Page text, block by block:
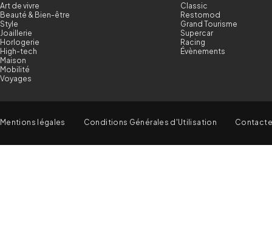
Art de vivre
Beauté & Bien-être
Style
Joaillerie
Horlogerie
High-tech
Maison
Mobilité
Voyages
Classic
Restomod
Grand Tourisme
Supercar
Racing
Évènements
Mentions légales Conditions Générales d'Utilisation